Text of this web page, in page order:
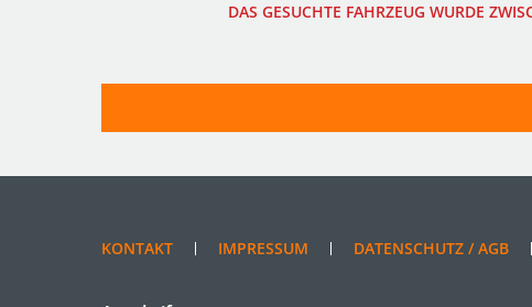
DAS GESUCHTE FAHRZEUG WURDE
KONTAKT IMPRESSUM DATENSCHUTZ / AGB